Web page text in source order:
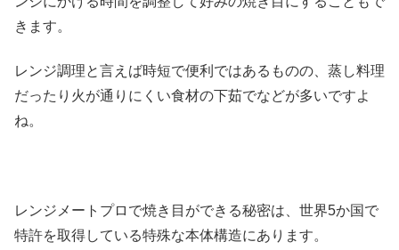
きます。
レンジ調理と言えば時短で便利ではあるものの、蒸し料理
だったり火が通りにくい食材の下茹でなどが多いですよ
ね。
レンジメートプロで焼き目ができる秘密は、世界5か国で
特許を取得している特殊な本体構造にあります。